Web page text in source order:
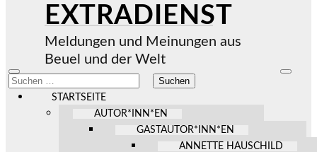
EXTRADIENST
Meldungen und Meinungen aus
Beuel und der Welt
Mobile-
Menü
ein-/ausblenden
Suchen
nach:
STARTSEITE
AUTOR*INN*EN
GASTAUTOR*INN*EN
ANNETTE HAUSCHILD